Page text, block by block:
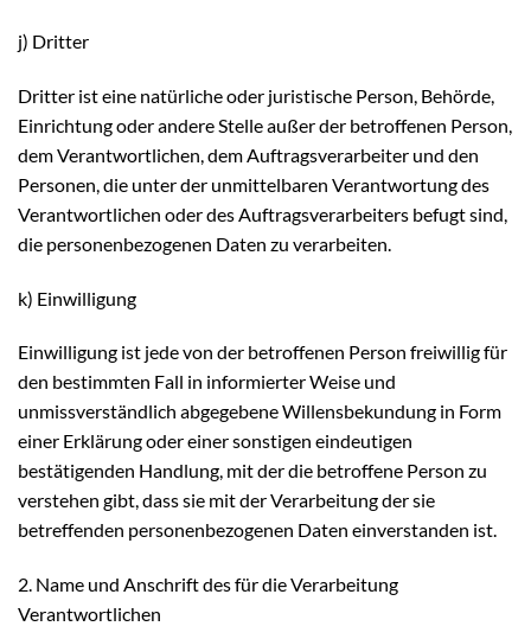
j) Dritter
Dritter ist eine natürliche oder juristische Person, Behörde,
Einrichtung oder andere Stelle außer der betroffenen Person,
dem Verantwortlichen, dem Auftragsverarbeiter und den
Personen, die unter der unmittelbaren Verantwortung des
Verantwortlichen oder des Auftragsverarbeiters befugt sind,
die personenbezogenen Daten zu verarbeiten.
k) Einwilligung
Einwilligung ist jede von der betroffenen Person freiwillig für
den bestimmten Fall in informierter Weise und
unmissverständlich abgegebene Willensbekundung in Form
einer Erklärung oder einer sonstigen eindeutigen
bestätigenden Handlung, mit der die betroffene Person zu
verstehen gibt, dass sie mit der Verarbeitung der sie
betreffenden personenbezogenen Daten einverstanden ist.
2. Name und Anschrift des für die Verarbeitung
Verantwortlichen